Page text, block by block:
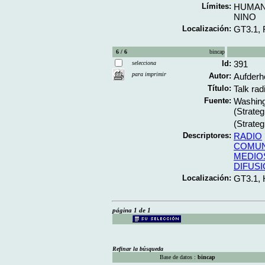
Límites:
NINO
Localización: GT3.1,
6 / 6
bincap
selecciona
para imprimir
Id: 391
Autor:
Título: Talk
Fuente:
Descriptores: RADIO
Localización: GT3.1,
página 1 de 1
Refinar la búsqueda
Base de datos : bincap